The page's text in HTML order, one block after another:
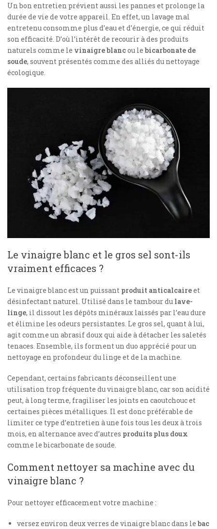
Un bon entretien prévient aussi les pannes et prolonge la
durée de vie de votre appareil. En effet, un lavage mal
entretenu consomme plus d’eau et d’énergie, ce qui réduit
son efficacité. D’où l’intérêt de recourir à des produits
naturels comme le vinaigre blancou le bicarbonate de
soude, souvent présentés comme des alliés du nettoyage
écologique.
Le vinaigre blanc et le gros sel sont-ils
vraiment efficaces ?
Le vinaigre blanc est un puissant produit anticalcaireet
désinfectant naturel. Utilisé dans le tambour du lave-
linge, il dissout les dépôts minéraux laissés par l’eau dure
et élimine les odeurs persistantes. Le gros sel, quant à lui,
agit comme un abrasif doux qui aide à détacher les saletés
tenaces. Ensemble, ils forment un duo apprécié pour un
nettoyage en profondeur du linge et de la machine.
Cependant, certains fabricants déconseillent une
utilisation trop fréquente du vinaigre blanc, car son acidité
peut, à long terme, fragiliser les joints en caoutchouc et
certaines pièces métalliques. Il est donc préférable de
limiter ce type d’entretien à une fois tous les deux à trois
mois, en alternance avec d’autres produits plus doux
comme le bicarbonate de soude.
Comment nettoyer sa machine avec du
vinaigre blanc ?
Pour nettoyer efficacement votre machine :
versez environ deux verres de vinaigre blanc dans le bac